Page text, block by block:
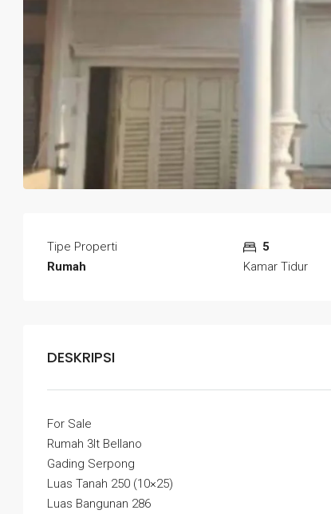
Tipe Properti
Rumah
5
Kamar Tidur
DESKRIPSI
For Sale
Rumah 3lt Bellano
Gading Serpong
Luas Tanah 250 (10×25)
Luas Bangunan 286